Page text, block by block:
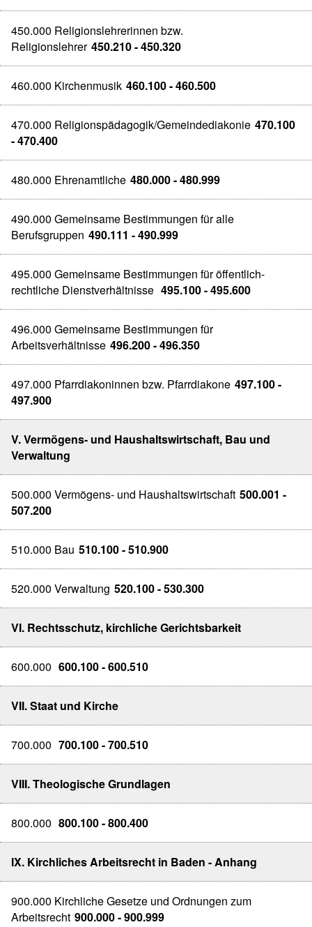
450.000 Religionslehrerinnen bzw.
Religionslehrer 450.210 - 450.320
460.000 Kirchenmusik 460.100 - 460.500
470.000 Religionspädagogik/Gemeindediakonie 470.100
- 470.400
480.000 Ehrenamtliche 480.000 - 480.999
490.000 Gemeinsame Bestimmungen für alle
Berufsgruppen 490.111 - 490.999
495.000 Gemeinsame Bestimmungen für öffentlich-
rechtliche Dienstverhältnisse 495.100 - 495.600
496.000 Gemeinsame Bestimmungen für
Arbeitsverhältnisse 496.200 - 496.350
497.000 Pfarrdiakoninnen bzw. Pfarrdiakone 497.100 -
497.900
V. Vermögens- und Haushaltswirtschaft, Bau und
Verwaltung
500.000 Vermögens- und Haushaltswirtschaft 500.001 -
507.200
510.000 Bau 510.100 - 510.900
520.000 Verwaltung 520.100 - 530.300
VI. Rechtsschutz, kirchliche Gerichtsbarkeit
600.000 600.100 - 600.510
VII. Staat und Kirche
700.000 700.100 - 700.510
VIII. Theologische Grundlagen
800.000 800.100 - 800.400
IX. Kirchliches Arbeitsrecht in Baden - Anhang
900.000 Kirchliche Gesetze und Ordnungen zum
Arbeitsrecht 900.000 - 900.999